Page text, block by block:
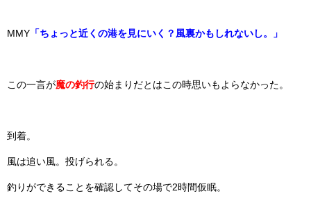
MMY 「ちょっと近くの港を見にいく？風裏かもしれないし。」
この一言が魔の釣行の始まりだとはこの時思いもよらなかった。
到着。
風は追い風。投げられる。
釣りができることを確認してその場で2時間仮眠。